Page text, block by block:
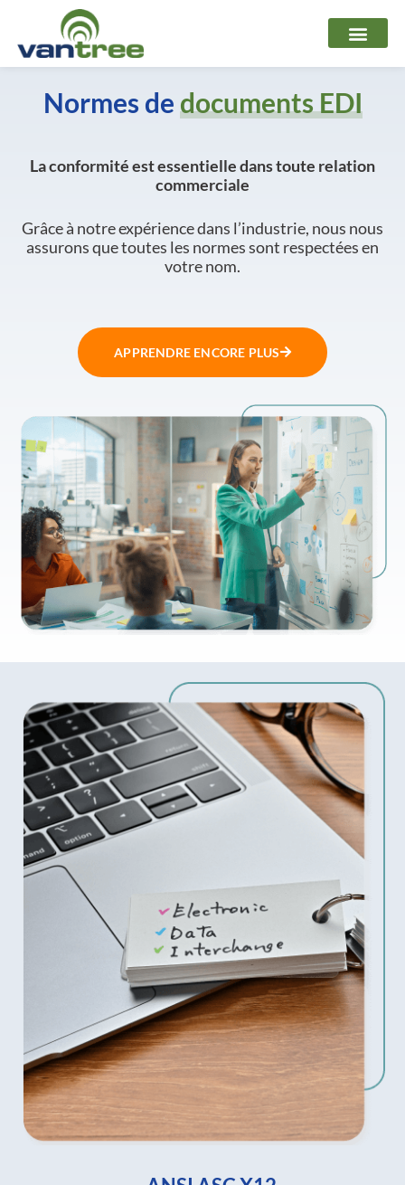
contenu
Normes de documents EDI
La conformité est essentielle dans toute relation
commerciale
Grâce à notre expérience dans l’industrie, nous nous
assurons que toutes les normes sont respectées en
votre nom.
APPRENDRE ENCORE PLUS